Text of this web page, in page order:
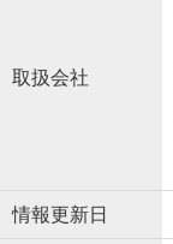
取扱会社
情報更新日